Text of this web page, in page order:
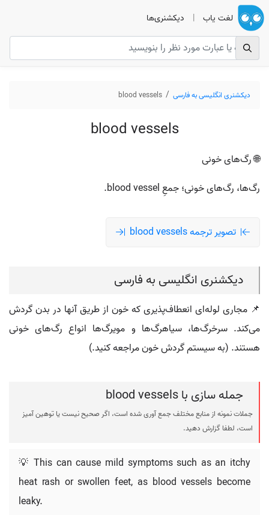
لغت یاب | دیکشنری‌ها
دیکشنری انگلیسی به فارسی blood vessels
blood vessels
🌐 رگ‌های خونی
رگ‌ها، رگ‌های خونی؛ جمعِ blood vessel.
تصویر ترجمه blood vessels
دیکشنری انگلیسی به فارسی
📌 مجاری لوله‌ای انعطاف‌پذیری که خون از طریق آنها در بدن گردش
می‌کند. سرخرگ‌ها، سیاهرگ‌ها و مویرگ‌ها انواع رگ‌های خونی
هستند. (به سیستم گردش خون مراجعه کنید.)
جمله سازی با blood vessels
جملات نمونه از منابع مختلف جمع آوری شده است، اگر صحیح نیست یا توهین آمیز
است، لطفا گزارش دهید.
💡 This can cause mild symptoms such as an itchy
heat rash or swollen feet, as blood vessels become
leaky.